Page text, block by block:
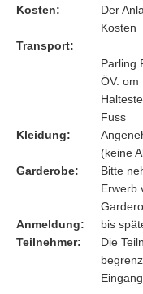
Kosten
Der
Kosten
Transport
Parling
ÖV: om
Fuss
Kleidung
(keine
Garderobe
Bitte
Erwerb
Anmeldung
bis
Teilnehmer
Die